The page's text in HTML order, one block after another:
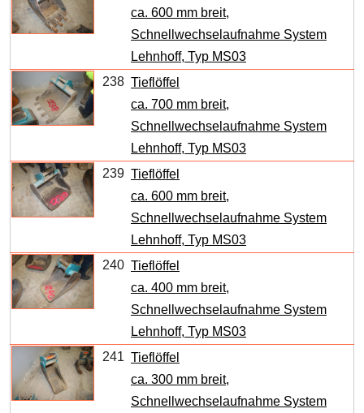
ca. 600 mm breit,
Schnellwechselaufnahme System
Lehnhoff, Typ MS03
238 Tieflöffel
ca. 700 mm breit,
Schnellwechselaufnahme System
Lehnhoff, Typ MS03
239 Tieflöffel
ca. 600 mm breit,
Schnellwechselaufnahme System
Lehnhoff, Typ MS03
240 Tieflöffel
ca. 400 mm breit,
Schnellwechselaufnahme System
Lehnhoff, Typ MS03
241 Tieflöffel
ca. 300 mm breit,
Schnellwechselaufnahme System